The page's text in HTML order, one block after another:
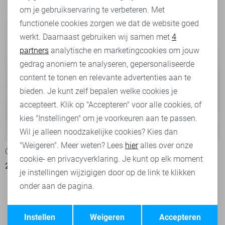
-50%
Object T-shirt
20,00
Object T-shirt
29,99
Filter 2
Personalisatie cookies
Analytische cookies
Marketing cookies
Terug Opslaan
om je gebruikservaring te verbeteren. Met
functionele cookies zorgen we dat de website goed
werkt. Daarnaast gebruiken wij samen met 4
partners analytische en marketingcookies om jouw
gedrag anoniem te analyseren, gepersonaliseerde
content te tonen en relevante advertenties aan te
bieden. Je kunt zelf bepalen welke cookies je
accepteert. Klik op "Accepteren" voor alle cookies, of
kies "Instellingen" om je voorkeuren aan te passen.
Wil je alleen noodzakelijke cookies? Kies dan
"Weigeren". Meer weten? Lees hieralles over onze
cookie- en privacyverklaring. Je kunt op elk moment
je instellingen wijzigigen door op de link te klikken
onder aan de pagina.
Accepteren
Weigeren
Instellen